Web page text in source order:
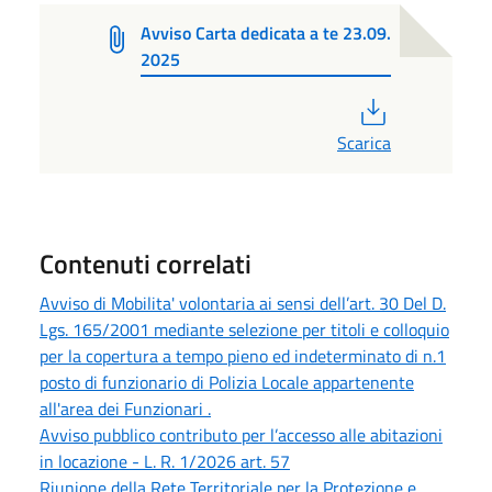
Avviso Carta dedicata a te 23.09.
2025
Scarica
Contenuti correlati
Avviso di Mobilita' volontaria ai sensi dell’art. 30 Del D.
Lgs. 165/2001 mediante selezione per titoli e colloquio
per la copertura a tempo pieno ed indeterminato di n.1
posto di funzionario di Polizia Locale appartenente
all'area dei Funzionari .
Avviso pubblico contributo per l’accesso alle abitazioni
in locazione - L. R. 1/2026 art. 57